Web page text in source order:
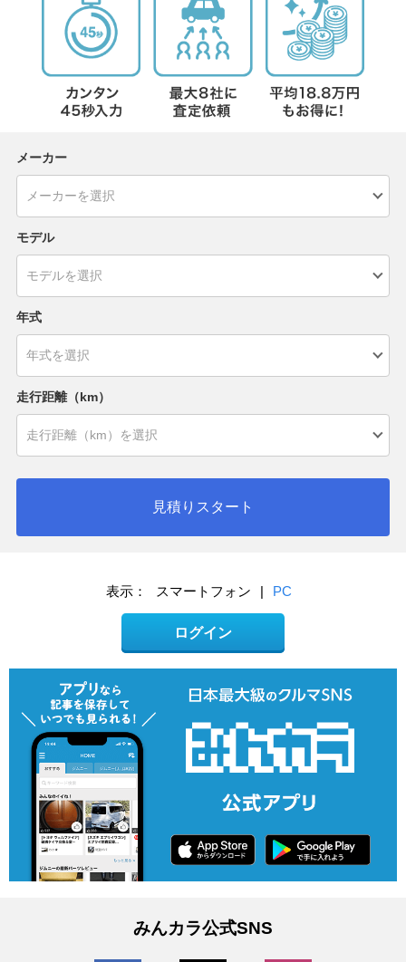
メーカー
モデル
年式
走行距離（km）
見積りスタート
表示： スマートフォン | PC
ログイン
みんカラ公式SNS